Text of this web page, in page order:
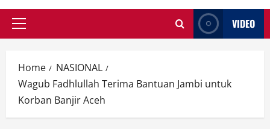
Primary
VIDEO
Home
NASIONAL
Wagub Fadhlullah Terima Bantuan Jambi untuk
Korban Banjir Aceh